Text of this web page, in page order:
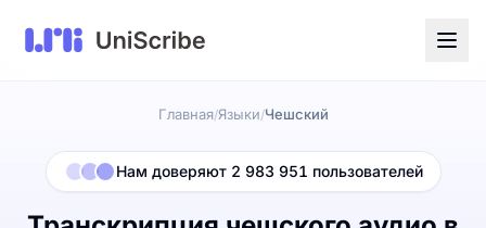
Главная/Языки/Чешский
Нам доверяют 2 983 951 пользователей